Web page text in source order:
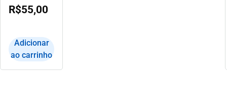
R$55,00
Adicionar
ao carrinho